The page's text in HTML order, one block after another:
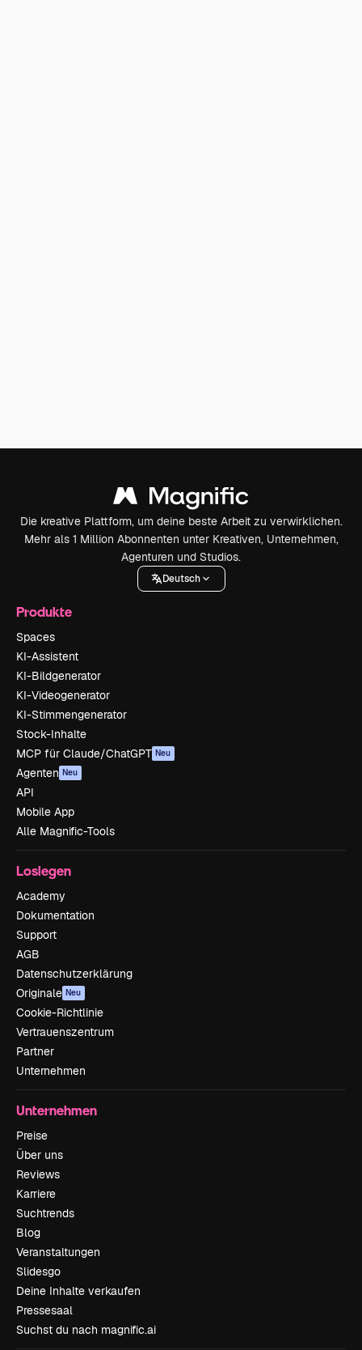
Die kreative Plattform, um deine beste Arbeit zu verwirklichen.
Mehr als 1 Million Abonnenten unter Kreativen, Unternehmen,
Agenturen und Studios.
Deutsch
Produkte
Spaces
KI-Assistent
KI-Bildgenerator
KI-Videogenerator
KI-Stimmengenerator
Stock-Inhalte
MCP für Claude/ChatGPT Neu
Agenten Neu
API
Mobile App
Alle Magnific-Tools
Loslegen
Academy
Dokumentation
Support
AGB
Datenschutzerklärung
Originale Neu
Cookie-Richtlinie
Vertrauenszentrum
Partner
Unternehmen
Unternehmen
Preise
Über uns
Reviews
Karriere
Suchtrends
Blog
Veranstaltungen
Slidesgo
Deine Inhalte verkaufen
Pressesaal
Suchst du nach magnific.ai